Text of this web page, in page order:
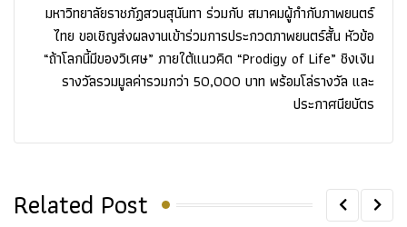
มหาวิทยาลัยราชภัฏสวนสุนันทา ร่วมกับ สมาคมผู้กำกับภาพยนตร์
ไทย ขอเชิญส่งผลงานเข้าร่วมการประกวดภาพยนตร์สั้น หัวข้อ
“ถ้าโลกนี้มีของวิเศษ” ภายใต้แนวคิด “Prodigy of Life” ชิงเงิน
รางวัลรวมมูลค่ารวมกว่า 50,000 บาท พร้อมโล่รางวัล และ
ประกาศนียบัตร
Related Post